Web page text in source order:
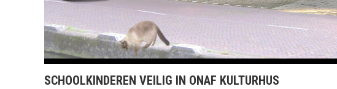
SCHOOLKINDEREN VEILIG IN ONAF KULTURHUS